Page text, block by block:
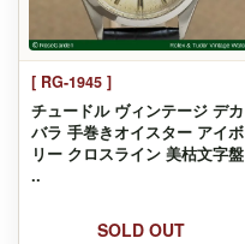
[ RG-1945 ]
チュードル ヴィンテージ デカ
バラ 手巻きオイスター アイボ
リー クロスライン 美枯文字盤
..
SOLD OUT